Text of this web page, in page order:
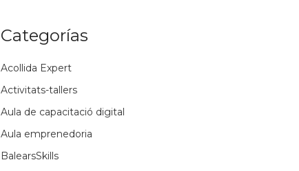
Categorías
Acollida Expert
Activitats-tallers
Aula de capacitació digital
Aula emprenedoria
BalearsSkills